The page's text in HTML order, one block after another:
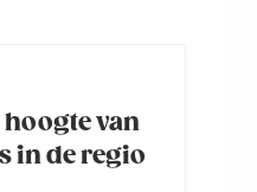
hoogte van
in de regio